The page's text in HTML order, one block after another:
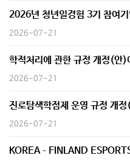
2026년 청년일경험 3기 참여
2026-07-21
학적처리에 관한 규정 개정(안)
2026-07-21
진로탐색학점제 운영 규정 개
2026-07-21
KOREA–FINLAND